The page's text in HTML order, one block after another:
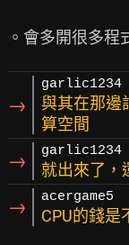
→
garlic1234
與其在那邊
算空間
→ garlic1234
就出來了，
→ acergame5
CPU的錢是